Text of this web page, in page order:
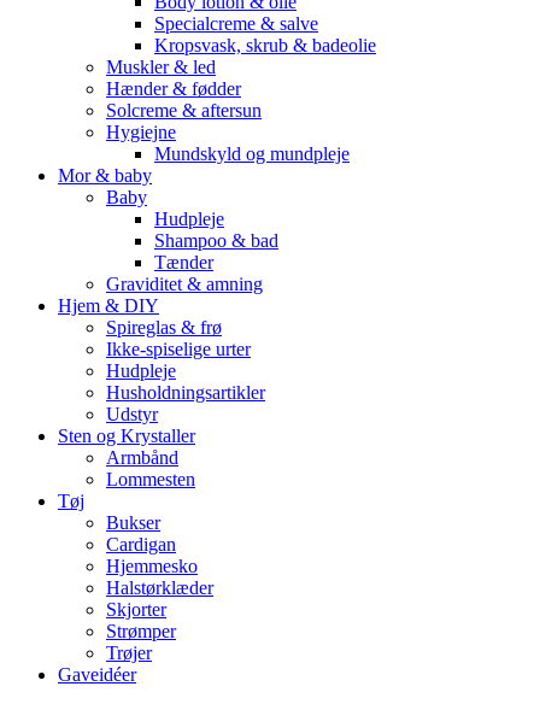
Specialcreme & salve
Kropsvask, skrub & badeolie
Muskler & led
Hænder & fødder
Solcreme & aftersun
Hygiejne
Mundskyld og mundpleje
Mor & baby
Baby
Hudpleje
Shampoo & bad
Tænder
Graviditet & amning
Hjem & DIY
Spireglas & frø
Ikke-spiselige urter
Hudpleje
Husholdningsartikler
Udstyr
Sten og Krystaller
Armbånd
Lommesten
Tøj
Bukser
Cardigan
Hjemmesko
Halstørklæder
Skjorter
Strømper
Trøjer
Gaveidéer